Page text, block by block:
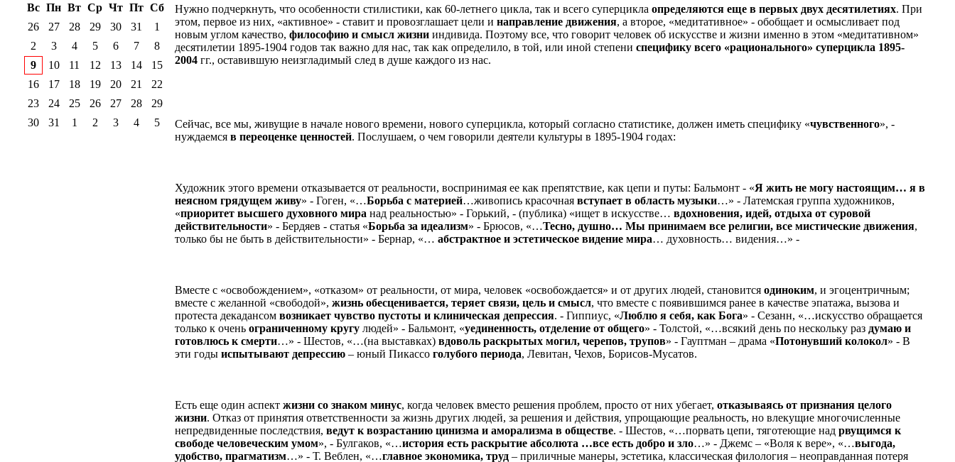
Нужно подчеркнуть, что особенности стилистики, как 60-летнего цикла, так и всего суперцикла определяются еще в первых двух десятилетиях. При
этом, первое из них, «активное» - ставит и провозглашает цели и направление движения, а второе, «медитативное» - обобщает и осмысливает под
новым углом качество, философию и смысл жизни индивида. Поэтому все, что говорит человек об искусстве и жизни именно в этом «медитативном»
десятилетии 1895-1904 годов так важно для нас, так как определило, в той, или иной степени специфику всего «рационального» суперцикла 1895-
2004 гг., оставившую неизгладимый след в душе каждого из нас.
Сейчас, все мы, живущие в начале нового времени, нового суперцикла, который согласно статистике, должен иметь специфику «чувственного», -
нуждаемся в переоценке ценностей. Послушаем, о чем говорили деятели культуры в 1895-1904 годах:
Художник этого времени отказывается от реальности, воспринимая ее как препятствие, как цепи и путы: Бальмонт - «Я жить не могу настоящим… я в
неясном грядущем живу» - Гоген, «…Борьба с материей…живопись красочная вступает в область музыки…» - Латемская группа художников,
«приоритет высшего духовного мира над реальностью» - Горький, - (публика) «ищет в искусстве… вдохновения, идей, отдыха от суровой
действительности» - Бердяев - статья «Борьба за идеализм» - Брюсов, «…Тесно, душно… Мы принимаем все религии, все мистические движения,
только бы не быть в действительности» - Бернар, «… абстрактное и эстетическое видение мира… духовность… видения…» -
Вместе с «освобождением», «отказом» от реальности, от мира, человек «освобождается» и от других людей, становится одиноким, и эгоцентричным;
вместе с желанной «свободой», жизнь обесценивается, теряет связи, цель и смысл, что вместе с появившимся ранее в качестве эпатажа, вызова и
протеста декадансом возникает чувство пустоты и клиническая депрессия. - Гиппиус, «Люблю я себя, как Бога» - Сезанн, «…искусство обращается
только к очень ограниченному кругу людей» - Бальмонт, «уединенность, отделение от общего» - Толстой, «…всякий день по нескольку раз думаю и
готовлюсь к смерти…» - Шестов, «…(на выставках) вдоволь раскрытых могил, черепов, трупов» - Гауптман – драма «Потонувший колокол» - В
эти годы испытывают депрессию – юный Пикассо голубого периода, Левитан, Чехов, Борисов-Мусатов.
Есть еще один аспект жизни со знаком минус, когда человек вместо решения проблем, просто от них убегает, отказываясь от признания целого
жизни. Отказ от принятия ответственности за жизнь других людей, за решения и действия, упрощающие реальность, но влекущие многочисленные
непредвиденные последствия, ведут к возрастанию цинизма и аморализма в обществе. - Шестов, «…порвать цепи, тяготеющие над рвущимся к
свободе человеческим умом», - Булгаков, «…история есть раскрытие абсолюта …все есть добро и зло…» - Джемс – «Воля к вере», «…выгода,
удобство, прагматизм…» - Т. Веблен, «…главное экономика, труд – приличные манеры, эстетика, классическая филология – неоправданная потеря
Вс Пн Вт Ср Чт Пт Сб
26
27 28 29 30 31
1
2
3 4 5 6 7
8
9
10 11 12 13 14
15
16
17 18 19 20 21
22
23
24 25 26 27 28
29
30
31 1 2 3 4 5